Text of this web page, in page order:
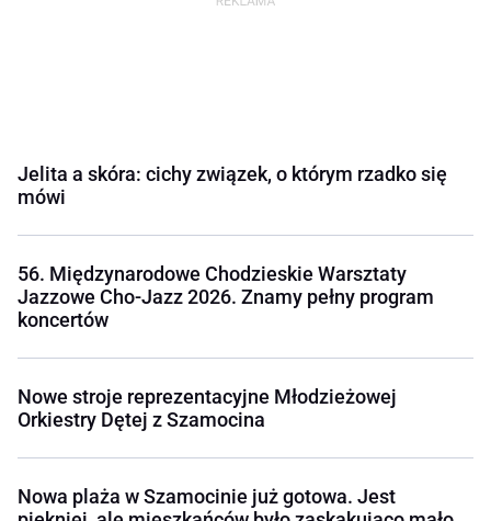
Jelita a skóra: cichy związek, o którym rzadko się
mówi
56. Międzynarodowe Chodzieskie Warsztaty
Jazzowe Cho-Jazz 2026. Znamy pełny program
koncertów
Nowe stroje reprezentacyjne Młodzieżowej
Orkiestry Dętej z Szamocina
Nowa plaża w Szamocinie już gotowa. Jest